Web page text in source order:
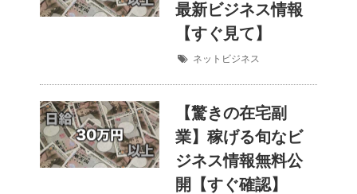
最新ビジネス情報
【すぐ見て】
ネットビジネス
【驚きの在宅副
業】稼げる旬なビ
ジネス情報無料公
開【すぐ確認】